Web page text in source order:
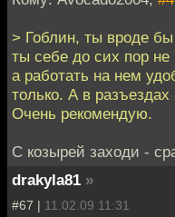
> Гоблин, ты вроде
ты себе до сих пор не
а работать на нем
только. А в
Очень рекомендую.
С козырей заходи -
drakyla81 »
#67 | 11.02.09 11:31